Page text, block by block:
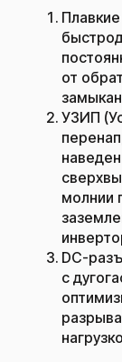
от
УЗИП
молнии
DC-
с